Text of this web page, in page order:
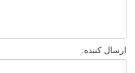
ارسال کننده: